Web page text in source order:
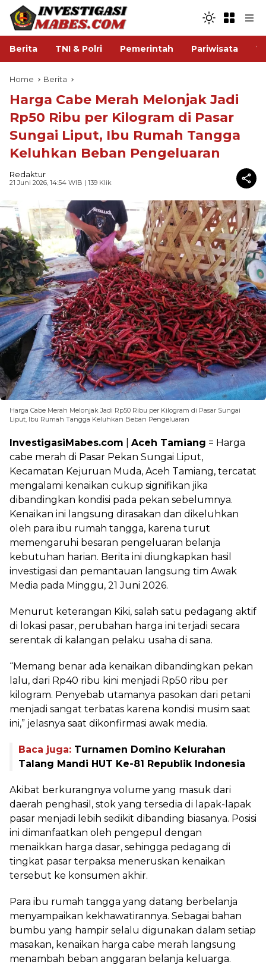
Berita TNI & Polri Pemerintah Pariwisata
Home Berita
Harga Cabe Merah Melonjak Jadi
Rp50 Ribu per Kilogram di Pasar
Sungai Liput, Ibu Rumah Tangga
Keluhkan Beban Pengeluaran
Redaktur
21 Juni 2026, 14:54 WIB | 139 Klik
Harga Cabe Merah Melonjak Jadi Rp50 Ribu per Kilogram di Pasar Sungai
Liput, Ibu Rumah Tangga Keluhkan Beban Pengeluaran
InvestigasiMabes.com Aceh Tamiang = Harga
cabe merah di Pasar Pekan Sungai Liput,
Kecamatan Kejuruan Muda, Aceh Tamiang, tercatat
mengalami kenaikan cukup signifikan jika
dibandingkan kondisi pada pekan sebelumnya.
Kenaikan ini langsung dirasakan dan dikeluhkan
oleh para ibu rumah tangga, karena turut
memengaruhi besaran pengeluaran belanja
kebutuhan harian. Berita ini diungkapkan hasil
investigasi dan pemantauan langsung tim Awak
Media pada Minggu, 21 Juni 2026.
Menurut keterangan Kiki, salah satu pedagang aktif
di lokasi pasar, perubahan harga ini terjadi secara
serentak di kalangan pelaku usaha di sana.
“Memang benar ada kenaikan dibandingkan pekan
lalu, dari Rp40 ribu kini menjadi Rp50 ribu per
kilogram. Penyebab utamanya pasokan dari petani
menjadi sangat terbatas karena kondisi musim saat
ini,” jelasnya saat dikonfirmasi awak media.
Baca juga: Turnamen Domino Kelurahan
Talang Mandi HUT Ke-81 Republik Indonesia
Akibat berkurangnya volume yang masuk dari
daerah penghasil, stok yang tersedia di lapak-lapak
pasar menjadi lebih sedikit dibanding biasanya. Posisi
ini dimanfaatkan oleh pengepul dengan
menaikkan harga dasar, sehingga pedagang di
tingkat pasar terpaksa meneruskan kenaikan
tersebut ke konsumen akhir.
Para ibu rumah tangga yang datang berbelanja
menyampaikan kekhawatirannya. Sebagai bahan
bumbu yang hampir selalu digunakan dalam setiap
masakan, kenaikan harga cabe merah langsung
menambah beban anggaran belanja keluarga.